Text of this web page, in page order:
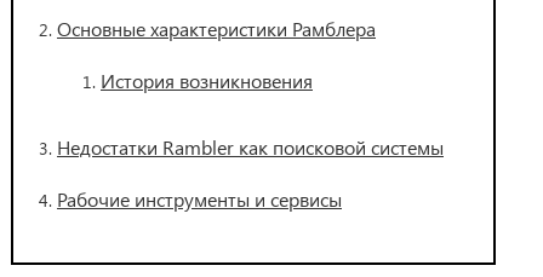
Основные характеристики Рамблера
История возникновения
Недостатки Rambler как поисковой системы
Рабочие инструменты и сервисы